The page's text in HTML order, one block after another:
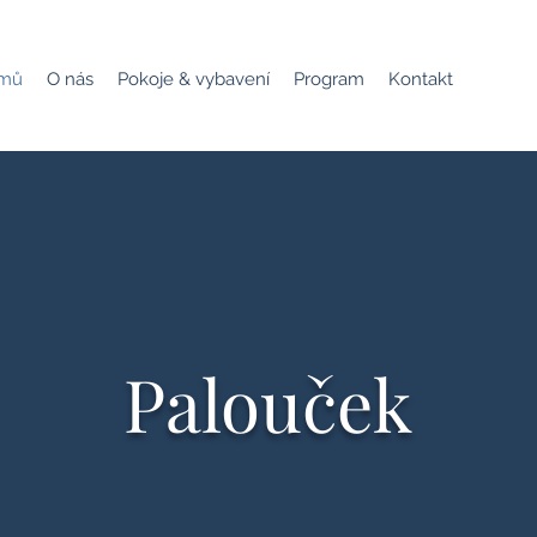
O nás Pokoje & vybavení Program Kontakt
Palouček